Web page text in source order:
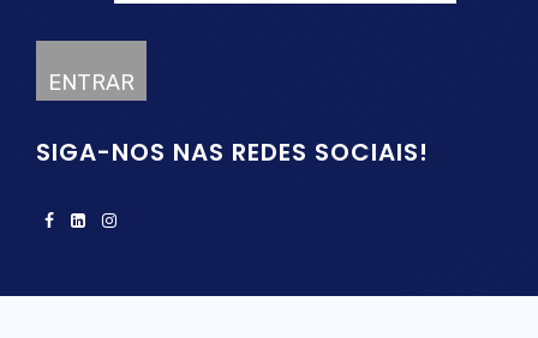
SIGA-NOS NAS REDES SOCIAIS!